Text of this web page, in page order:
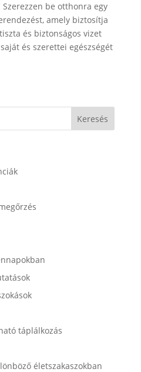
be otthonra egy
amely biztosítja
és biztonságos vizet
és szerettei egészségét
táplálkozás
életszakaszokban